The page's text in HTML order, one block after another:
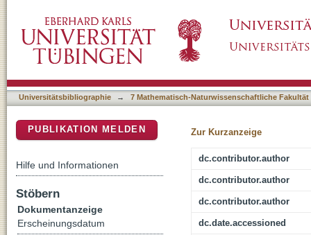
tape stripping
Universitätsbibliographie → 7 Mathematisch-Naturwissenschaftliche Fakultät
Zur Kurzanzeige
dc.contributor.author
dc.contributor.author
dc.contributor.author
dc.date.accessioned
PUBLIKATION MELDEN
Hilfe und Informationen
Stöbern
Dokumentanzeige
Erscheinungsdatum